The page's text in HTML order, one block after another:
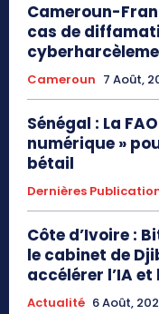
Cameroun-
cas de
Cameroun 7 Août,
Sénégal : La
numérique »
bétail
Dernières
Côte d’Ivoire :
le cabinet de
accélérer l’IA
Actualité 6 Août,